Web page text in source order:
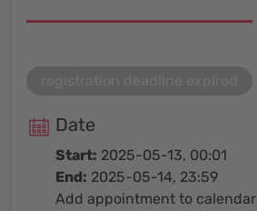
Date
Start: 2025-05-13, 00:01
End: 2025-05-14, 23:59
Add appointment to calendar